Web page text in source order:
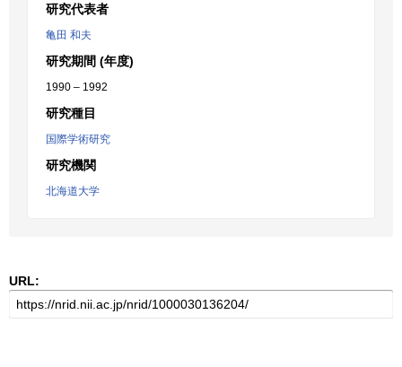
研究代表者
亀田 和夫
研究期間 (年度)
1990 – 1992
研究種目
国際学術研究
研究機関
北海道大学
URL: